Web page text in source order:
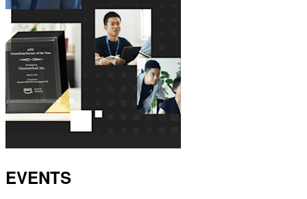
EVENTS